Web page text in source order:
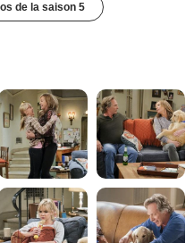
de la saison 5